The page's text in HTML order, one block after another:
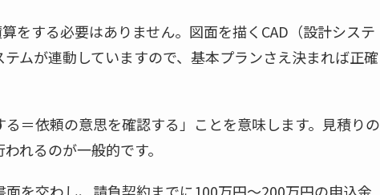
をする必要はありません。図面を描くCAD（設計システ
ムが連動していますので、基本プランさえ決まれば正確
＝依頼の意思を確認する」ことを意味します。見積りの
れるのが一般的です。
を交わし、請負契約までに100万円～200万円の申込金